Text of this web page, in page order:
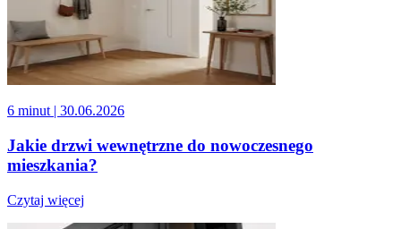
6 minut | 30.06.2026
Jakie drzwi wewnętrzne do nowoczesnego
mieszkania?
Czytaj więcej